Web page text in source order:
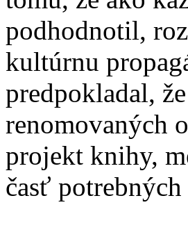
podhodnotil,
kultúrnu
predpokladal,
renomovaných
projekt knihy,
časť